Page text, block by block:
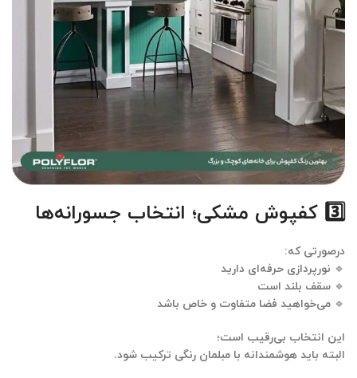
3️⃣ کفپوش مشکی؛ انتخاب جسورانه‌ها
درصورتی که:
🔹 نورپردازی حرفه‌ای دارید
🔹 سقف بلند است
🔹 می‌خواهید فضا متفاوت و خاص باشد
این انتخاب بی‌رقیب است؛
البته باید هوشمندانه با مبلمان رنگی ترکیب شود.